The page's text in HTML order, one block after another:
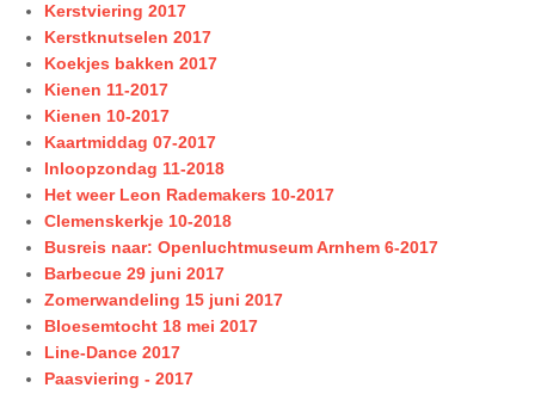
Kerstviering 2017
Kerstknutselen 2017
Koekjes bakken 2017
Kienen 11-2017
Kienen 10-2017
Kaartmiddag 07-2017
Inloopzondag 11-2018
Het weer Leon Rademakers 10-2017
Clemenskerkje 10-2018
Busreis naar: Openluchtmuseum Arnhem 6-2017
Barbecue 29 juni 2017
Zomerwandeling 15 juni 2017
Bloesemtocht 18 mei 2017
Line-Dance 2017
Paasviering - 2017